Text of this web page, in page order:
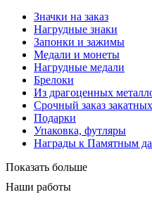
Значки на заказ
Нагрудные знаки
Запонки и зажимы
Медали и монеты
Нагрудные медали
Брелоки
Из драгоценных
Срочный заказ
Подарки
Упаковка, футляры
Награды к Памятным
Показать больше
Наши работы